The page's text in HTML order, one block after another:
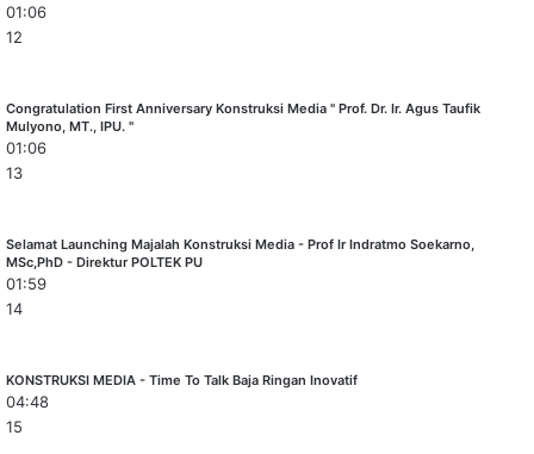
01:06
12
Congratulation First Anniversary Konstruksi Media " Prof. Dr. Ir. Agus Taufik
Mulyono, MT., IPU. "
01:06
13
Selamat Launching Majalah Konstruksi Media - Prof Ir Indratmo Soekarno,
MSc,PhD - Direktur POLTEK PU
01:59
14
KONSTRUKSI MEDIA - Time To Talk Baja Ringan Inovatif
04:48
15